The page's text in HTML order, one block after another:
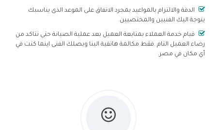
الدقة والالتزام بالمواعيد بمجرد الاتفاق على الموعد الذى يناسبك
يتوجة اليك الفنيين والمختصيين.
قيام خدمة العملاء بمتابعة العميل بعد عملية الصيانة حتى نتاكد من
رضاء العميل التام .فقط مكالمة هاتفية الينا ويصلك الفنى اينما كنت في
أي مكان في مصر.